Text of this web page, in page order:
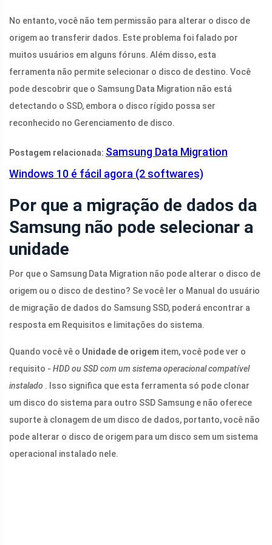
No entanto, você não tem permissão para alterar o disco de
origem ao transferir dados. Este problema foi falado por
muitos usuários em alguns fóruns. Além disso, esta
ferramenta não permite selecionar o disco de destino. Você
pode descobrir que o Samsung Data Migration não está
detectando o SSD, embora o disco rígido possa ser
reconhecido no Gerenciamento de disco.
Postagem relacionada: Samsung Data Migration
Windows 10 é fácil agora (2 softwares)
Por que a migração de dados da
Samsung não pode selecionar a
unidade
Por que o Samsung Data Migration não pode alterar o disco de
origem ou o disco de destino? Se você ler o Manual do usuário
de migração de dados do Samsung SSD, poderá encontrar a
resposta em Requisitos e limitações do sistema.
Quando você vê o Unidade de origem item, você pode ver o
requisito - HDD ou SSD com um sistema operacional compatível
instalado . Isso significa que esta ferramenta só pode clonar
um disco do sistema para outro SSD Samsung e não oferece
suporte à clonagem de um disco de dados, portanto, você não
pode alterar o disco de origem para um disco sem um sistema
operacional instalado nele.